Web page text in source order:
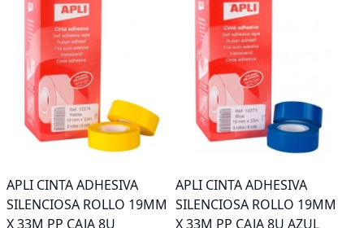
APLI CINTA ADHESIVA
SILENCIOSA ROLLO 19MM
X 33M PP CAJA 8U
APLI CINTA ADHESIVA
SILENCIOSA ROLLO 19MM
X 33M PP CAJA 8U AZUL